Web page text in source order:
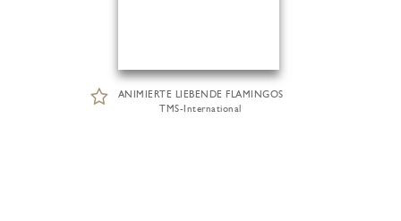
ANIMIERTE LIEBENDE FLAMINGOS
TMS-International